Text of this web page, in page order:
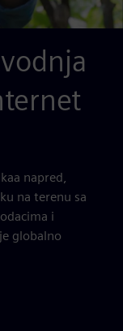
napred,
na terenu sa
i
globalno